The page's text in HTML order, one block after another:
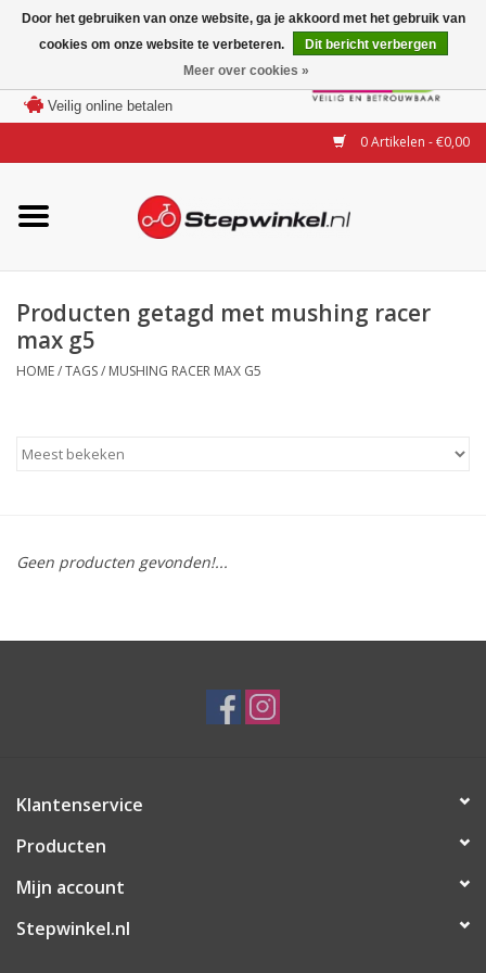
Veilig online betalen
0 Artikelen - €0,00
Merken
Modellen
Accessoires
Steps huren of uitproberen
Producten getagd met mushing racer
max g5
HOME/TAGS/ MUSHING RACER MAX G5
Geen producten gevonden!...
Klantenservice
Producten
Mijn account
Stepwinkel.nl
Door het gebruiken van onze website, ga je akkoord met het gebruik van
cookies om onze website te verbeteren.
Dit bericht verbergen
Meer over cookies »